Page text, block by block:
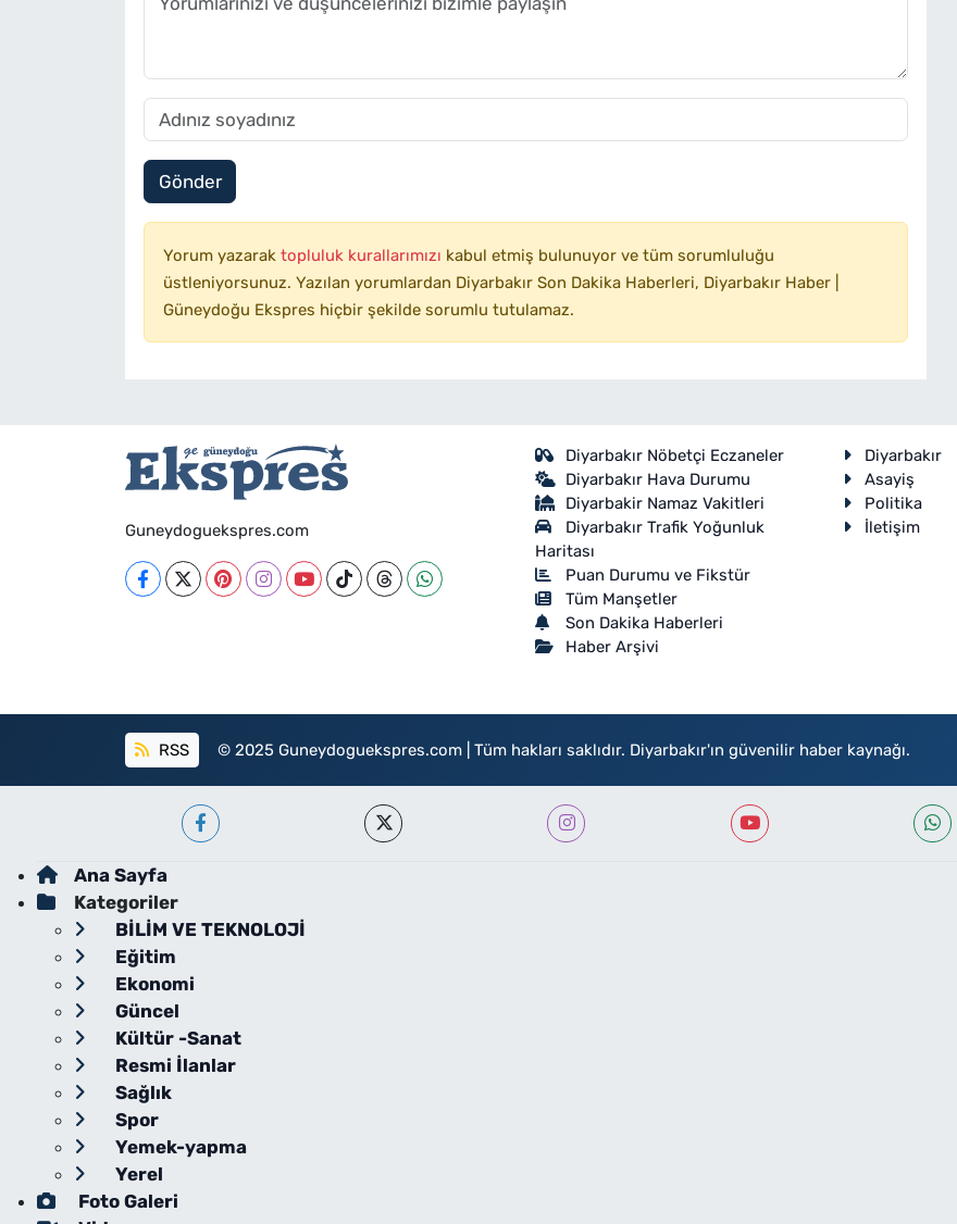
Gönder
Yorum yazarak topluluk kurallarımızı kabul etmiş bulunuyor ve tüm sorumluluğu
üstleniyorsunuz. Yazılan yorumlardan Diyarbakır Son Dakika Haberleri, Diyarbakır Haber |
Güneydoğu Ekspres hiçbir şekilde sorumlu tutulamaz.
Guneydoguekspres.com
Diyarbakır Nöbetçi Eczaneler
Diyarbakır Hava Durumu
Diyarbakir Namaz Vakitleri
Diyarbakır Trafik Yoğunluk
Haritası
Puan Durumu ve Fikstür
Tüm Manşetler
Son Dakika Haberleri
Haber Arşivi
Diyarbakır
Asayiş
Politika
İletişim
RSS © 2025 Guneydoguekspres.com | Tüm hakları saklıdır. Diyarbakır'ın güvenilir haber kaynağı.
Ana Sayfa
Kategoriler
BİLİM VE TEKNOLOJİ
Eğitim
Ekonomi
Güncel
Kültür -Sanat
Resmi İlanlar
Sağlık
Spor
Yemek-yapma
Yerel
Foto Galeri